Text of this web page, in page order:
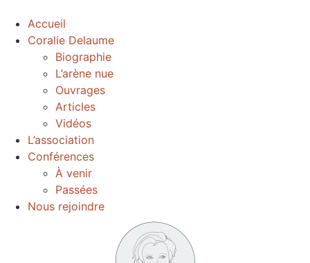
Accueil
Coralie Delaume
Biographie
L’arène nue
Ouvrages
Articles
Vidéos
L’association
Conférences
À venir
Passées
Nous rejoindre